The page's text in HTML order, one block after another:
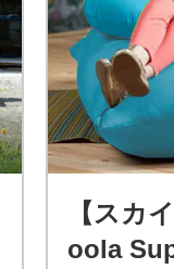
【スカ
oola